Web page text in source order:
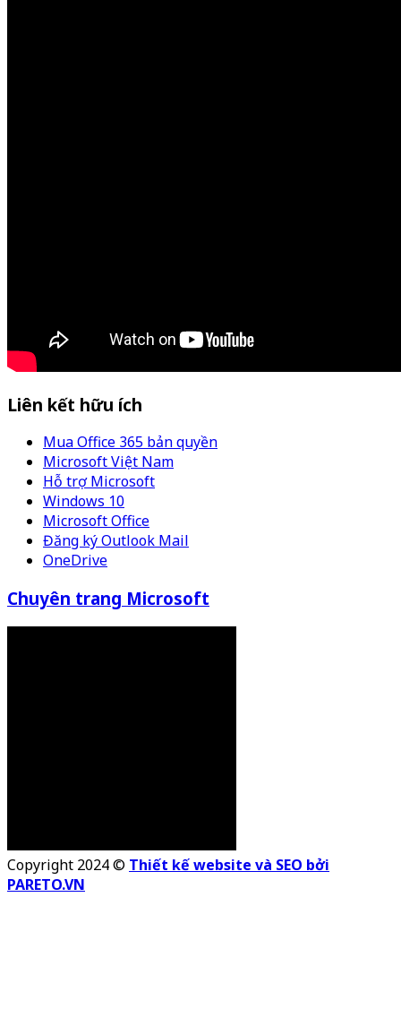
Liên kết hữu ích
Mua Office 365 bản quyền
Microsoft Việt Nam
Hỗ trợ Microsoft
Windows 10
Microsoft Office
Đăng ký Outlook Mail
OneDrive
Chuyên trang Microsoft
Copyright 2024 © Thiết kế website và SEO bởi
PARETO.VN